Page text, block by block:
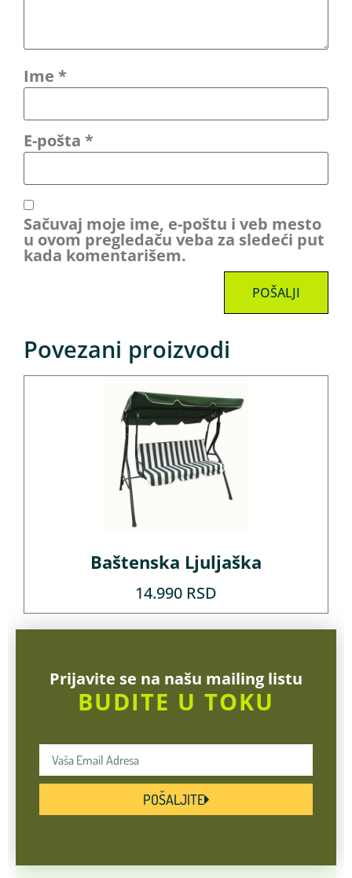
Ime *
E-pošta *
Sačuvaj moje ime, e-poštu i veb mesto
u ovom pregledaču veba za sledeći put
kada komentarišem.
Povezani proizvodi
Baštenska Ljuljaška
14.990 RSD
Prijavite se na našu mailing listu
BUDITE U TOKU
POŠALJITE